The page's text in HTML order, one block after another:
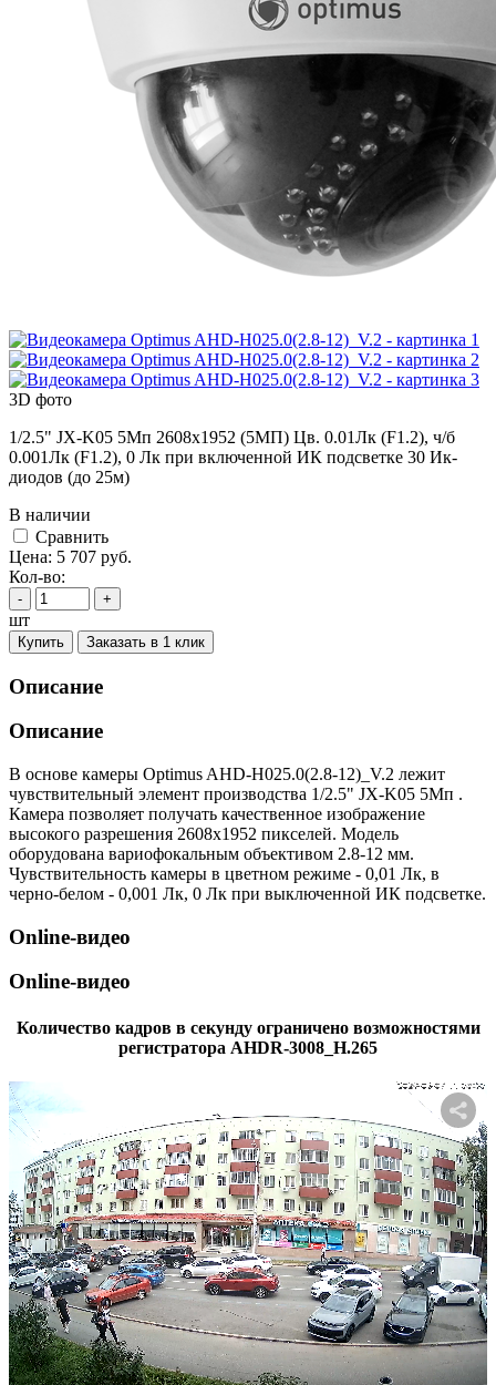
3D фото
1/2.5" JX-K05 5Мп 2608х1952 (5МП) Цв. 0.01Лк (F1.2), ч/б
0.001Лк (F1.2), 0 Лк при включенной ИК подсветке 30 Ик-
диодов (до 25м)
В наличии
Cравнить
Цена: 5 707 руб.
Кол-во:
- +
шт
Купить Заказать в 1 клик
Описание
Описание
В основе камеры Optimus AHD-H025.0(2.8-12)_V.2 лежит
чувствительный элемент производства 1/2.5" JX-K05 5Мп .
Камера позволяет получать качественное изображение
высокого разрешения 2608х1952 пикселей. Модель
оборудована вариофокальным объективом 2.8-12 мм.
Чувствительность камеры в цветном режиме - 0,01 Лк, в
черно-белом - 0,001 Лк, 0 Лк при выключенной ИК подсветке.
Online-видео
Online-видео
Количество кадров в секунду ограничено возможностями
регистратора AHDR-3008_H.265